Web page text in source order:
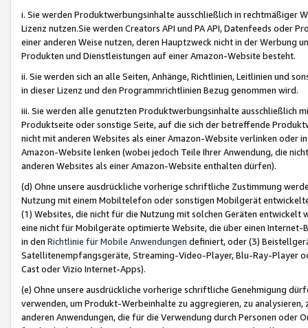
i. Sie werden Produktwerbungsinhalte ausschließlich in rechtmäßiger
Lizenz nutzen.Sie werden Creators API und PA API, Datenfeeds oder
einer anderen Weise nutzen, deren Hauptzweck nicht in der Werbung
Produkten und Dienstleistungen auf einer Amazon-Website besteht.
ii. Sie werden sich an alle Seiten, Anhänge, Richtlinien, Leitlinien und
in dieser Lizenz und den Programmrichtlinien Bezug genommen wird.
iii. Sie werden alle genutzten Produktwerbungsinhalte ausschließlich
Produktseite oder sonstige Seite, auf die sich der betreffende
nicht mit anderen Websites als einer Amazon-Website verlinken oder
Amazon-Website lenken (wobei jedoch Teile Ihrer Anwendung, die
anderen Websites als einer Amazon-Website enthalten dürfen).
(d) Ohne unsere ausdrückliche vorherige schriftliche Zustimmung
Nutzung mit einem Mobiltelefon oder sonstigen Mobilgerät
(1) Websites, die nicht für die Nutzung mit solchen Geräten
eine nicht für Mobilgeräte optimierte Website, die über einen
in den Richtlinie für Mobile Anwendungen definiert, oder (3)
Satellitenempfangsgeräte, Streaming-Video-Player, Blu-Ray-Player
Cast oder Vizio Internet-Apps).
(e) Ohne unsere ausdrückliche vorherige schriftliche Genehmigung
verwenden, um Produkt-Werbeinhalte zu aggregieren, zu
anderen Anwendungen, die für die Verwendung durch Personen